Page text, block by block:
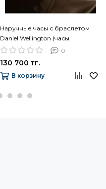
Наручные часы с браслетом
Daniel Wellington (часы
DW00100214 + браслет
0
130 700 тг.
В корзину